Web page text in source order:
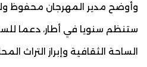
وأوضح مدير المهرجان محفوظ
ستنظم سنويا في أطار، دعما
الساحة الثقافية وإبراز التراث